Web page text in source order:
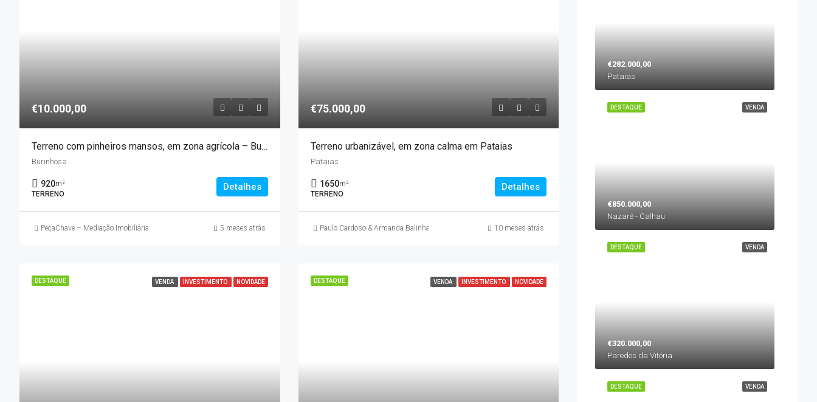
€10.000,00
Terreno com pinheiros mansos, em zona agrícola – Burinhosa
Burinhosa
920m²
TERRENO
Detalhes
PeçaChave – Mediação Imobiliária 5 meses atrás
€75.000,00
Terreno urbanizável, em zona calma em Pataias
Pataias
1650m²
TERRENO
Detalhes
Paulo Cardoso & Armanda Balinha 10 meses atrás
DESTAQUE VENDA INVESTIMENTO NOVIDADE DESTAQUE VENDA INVESTIMENTO NOVIDADE
€282.000,00
Pataias
VENDA
DESTAQUE
€850.000,00
Nazaré - Calhau
VENDA
DESTAQUE
€320.000,00
Paredes da Vitória
VENDA
DESTAQUE